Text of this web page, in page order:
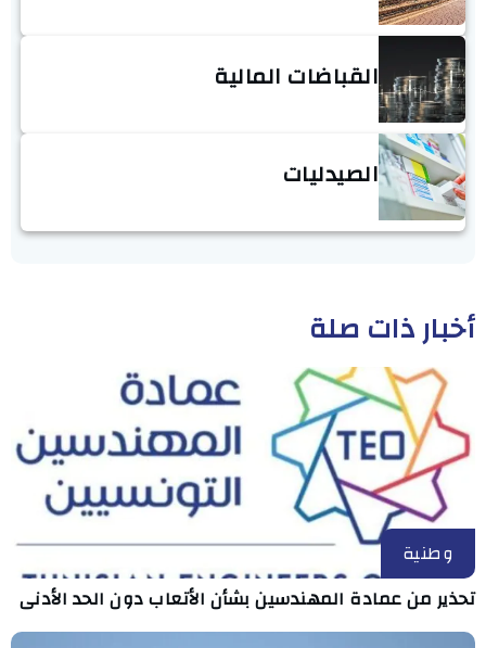
القباضات المالية
الصيدليات
أخبار ذات صلة
وطنية
تحذير من عمادة المهندسين بشأن الأتعاب دون الحد الأدنى